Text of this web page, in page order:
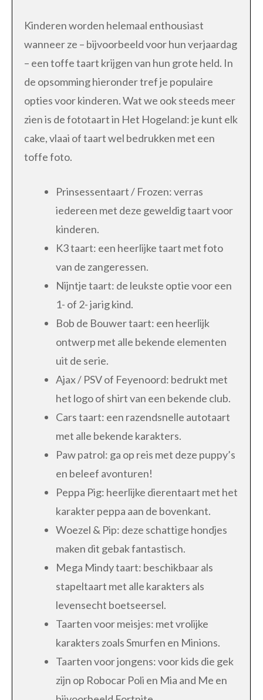
Kinderen worden helemaal enthousiast
wanneer ze – bijvoorbeeld voor hun verjaardag
– een toffe taart krijgen van hun grote held. In
de opsomming hieronder tref je populaire
opties voor kinderen. Wat we ook steeds meer
zien is de fototaart in Het Hogeland: je kunt elk
cake, vlaai of taart wel bedrukken met een
toffe foto.
Prinsessentaart / Frozen: verras
iedereen met deze geweldig taart voor
kinderen.
K3 taart: een heerlijke taart met foto
van de zangeressen.
Nijntje taart: de leukste optie voor een
1- of 2- jarig kind.
Bob de Bouwer taart: een heerlijk
ontwerp met alle bekende elementen
uit de serie.
Ajax / PSV of Feyenoord: bedrukt met
het logo of shirt van een bekende club.
Cars taart: een razendsnelle autotaart
met alle bekende karakters.
Paw patrol: ga op reis met deze puppy’s
en beleef avonturen!
Peppa Pig: heerlijke dierentaart met het
karakter peppa aan de bovenkant.
Woezel & Pip: deze schattige hondjes
maken dit gebak fantastisch.
Mega Mindy taart: beschikbaar als
stapeltaart met alle karakters als
levensecht boetseersel.
Taarten voor meisjes: met vrolijke
karakters zoals Smurfen en Minions.
Taarten voor jongens: voor kids die gek
zijn op Robocar Poli en Mia and Me en